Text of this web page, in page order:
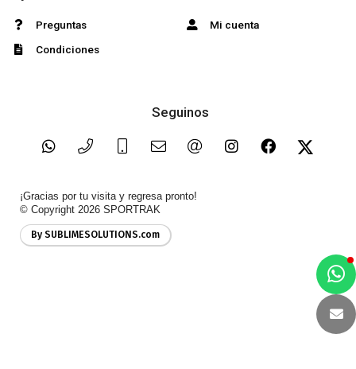
Preguntas
Condiciones
Mi cuenta
Seguinos
¡Gracias por tu visita y regresa pronto!
© Copyright 2026 SPORTRAK
By SUBLIMESOLUTIONS.com